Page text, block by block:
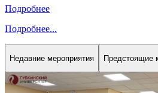
В ФИЛИАЛЕ
ЕЖЕГОДНАЯ
НАУЧНАЯ